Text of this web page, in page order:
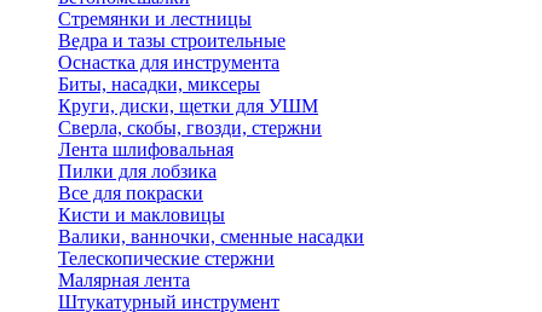
Стремянки и лестницы
Ведра и тазы строительные
Оснастка для инструмента
Биты, насадки, миксеры
Круги, диски, щетки для УШМ
Сверла, скобы, гвозди, стержни
Лента шлифовальная
Пилки для лобзика
Все для покраски
Кисти и макловицы
Валики, ванночки, сменные насадки
Телескопические стержни
Малярная лента
Штукатурный инструмент